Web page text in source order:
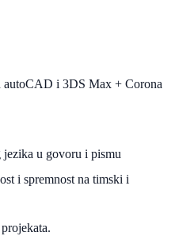
autoCAD i 3DS Max + Corona
u govoru i pismu
i spremnost na timski i